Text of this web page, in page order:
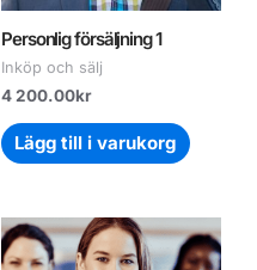
Personlig försäljning 1
Inköp och sälj
4 200.00kr
Lägg till i varukorg